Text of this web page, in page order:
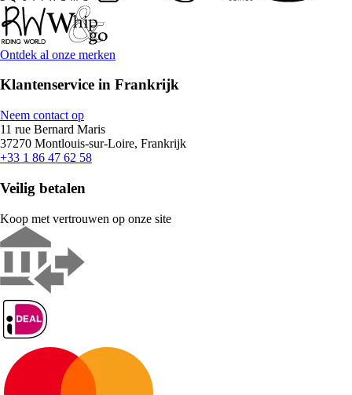
Ontdek al onze merken
Klantenservice in Frankrijk
Neem contact op
11 rue Bernard Maris
37270 Montlouis-sur-Loire, Frankrijk
+33 1 86 47 62 58
Veilig betalen
Koop met vertrouwen op onze site